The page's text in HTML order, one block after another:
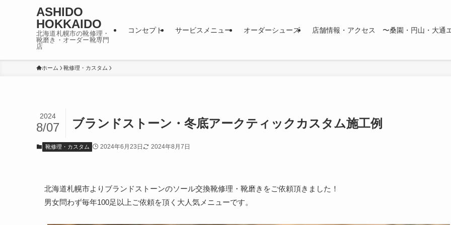
ASHIDO
HOKKAIDO
北海道札幌市の靴修理・
靴磨き・オーダー靴専門
店
コンセプト サービスメニュー オーダーシューズ 店舗情報・アクセス 〜桑園・円山・大通
ホーム 靴修理・カスタム
ブランドストーン・冬底アークティックカスタム施工例
2024
8/07
靴修理・カスタム 2024年6月23日 2024年8月7日
北海道札幌市よりブランドストーンのソール交換靴修理・靴磨きをご依頼頂きました！
男女問わず毎年100足以上ご依頼を頂く大人気メニューです。